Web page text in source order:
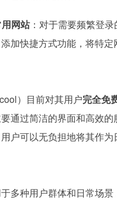
网站：对于需要频繁登
添加快捷方式功能，将特
）目前对其用户完全免
通过简洁的界面和高效
户可以无负担地将其作为
多种用户群体和日常场景